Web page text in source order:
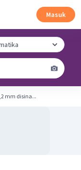
Masuk
mm disina...